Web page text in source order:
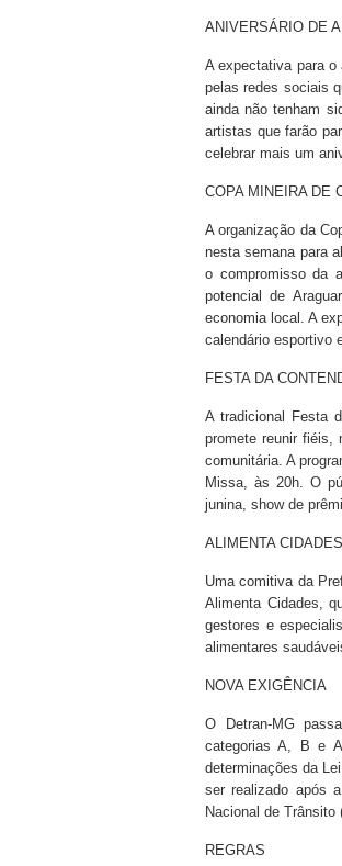
ANIVERSÁRIO DE
A expectativa para o
pelas redes sociais
ainda não tenham
artistas que farão
celebrar mais um
COPA MINEIRA DE
A organização da
nesta semana para
o compromisso da
potencial de
economia local. A
calendário esportivo
FESTA DA
A tradicional Festa
promete reunir fiéis,
comunitária. A
Missa, às 20h. O
junina, show de
ALIMENTA CIDADES
Uma comitiva da
Alimenta Cidades,
gestores e
alimentares
NOVA EXIGÊNCIA
O Detran-MG
categorias A, B e
determinações da
ser realizado após
Nacional de
REGRAS